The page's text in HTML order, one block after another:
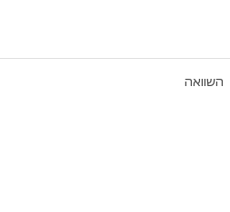
השוואה